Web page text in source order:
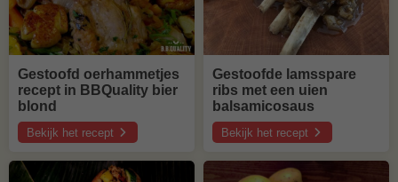
Gestoofd oerhammetjes
recept in BBQuality bier
blond
Bekijk het recept
over
Gestoofd
oerhammetjes
recept
Gestoofde lamsspare
ribs met een uien
balsamicosaus
Bekijk het recept
over
Gestoofde
lamsspare